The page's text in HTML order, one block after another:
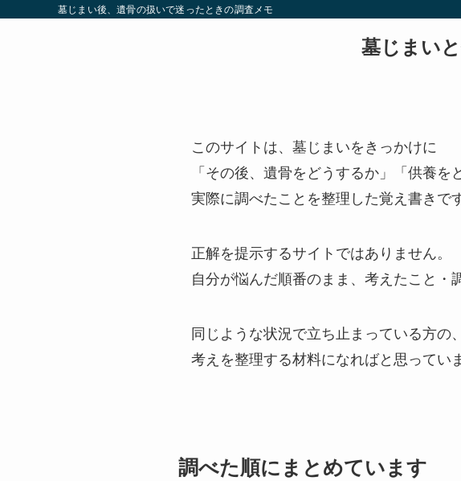
墓じまい後、遺骨の扱いで迷ったときの調査メモ
墓じまい
このサイトは、墓じまいをきっかけに
「その後、遺骨をどうするか」「供養を
実際に調べたことを整理した覚え書きです
正解を提示するサイトではありません。
自分が悩んだ順番のまま、考えたこと・
同じような状況で立ち止まっている方の、
考えを整理する材料になればと思ってい
調べた順にまとめています